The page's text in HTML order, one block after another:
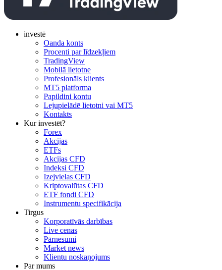
investē
Oanda konts
Procenti par līdzekļiem
TradingView
Mobilā lietotne
Profesionāls klients
MT5 platforma
Papildini kontu
Lejupielādē lietotni vai MT5
Kontakts
Kur investēt?
Forex
Akcijas
ETFs
Akcijas CFD
Indeksi CFD
Izejvielas CFD
Kriptovalūtas CFD
ETF fondi CFD
Instrumentu specifikācija
Tirgus
Korporatīvās darbības
Live cenas
Pārnesumi
Market news
Klientu noskaņojums
Par mums